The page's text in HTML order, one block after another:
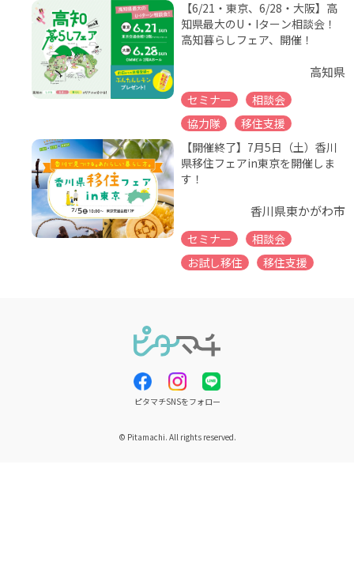
【6/21・東京、6/28・大阪】高
知県最大のU・Iターン相談会！
高知暮らしフェア、開催！
高知県
セミナー
相談会
協力隊
移住支援
【開催終了】7月5日（土）香川
県移住フェアin東京を開催しま
す！
香川県東かがわ市
セミナー
相談会
お試し移住
移住支援
ピタマチSNSをフォロー
© Pitamachi. All rights reserved.